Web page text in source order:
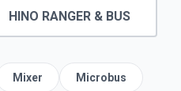
HINO RANGER & BUS
Mixer Microbus